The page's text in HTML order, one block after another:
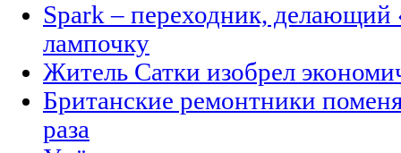
Spark – переходник,
лампочку
Житель Сатки изобрел
Британские ремонтники
раза